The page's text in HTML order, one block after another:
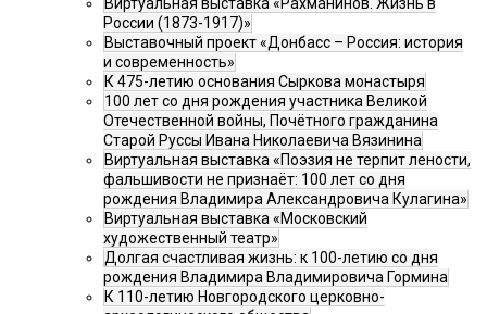
Виртуальная выставка «Рахманинов. Жизнь в
России (1873-1917)»
Выставочный проект «Донбасс – Россия: история
и современность»
К 475-летию основания Сыркова монастыря
100 лет со дня рождения участника Великой
Отечественной войны, Почётного гражданина
Старой Руссы Ивана Николаевича Вязинина
Виртуальная выставка «Поэзия не терпит лености,
фальшивости не признаёт: 100 лет со дня
рождения Владимира Александровича Кулагина»
Виртуальная выставка «Московский
художественный театр»
Долгая счастливая жизнь: к 100-летию со дня
рождения Владимира Владимировича Гормина
К 110-летию Новгородского церковно-